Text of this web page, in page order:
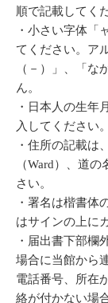
順で記載してく
・小さい字体「
てください。ア
（－）」、「な
ん。
・日本人の生年
入してください。
・住所の記載
（Ward）、道
さい。
・署名は楷書体
はサインの上に
・届出書下部欄
場合に当館から
電話番号、所在
絡が付かない場